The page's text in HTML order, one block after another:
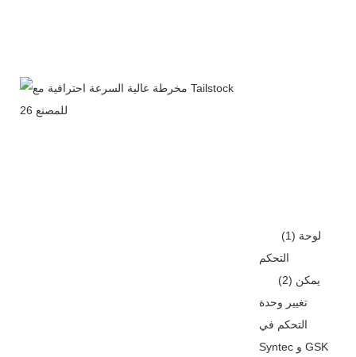
(1) لوحة
التحكم
(2) يمكن
تغيير وحدة
التحكم في
Syntec و GSK